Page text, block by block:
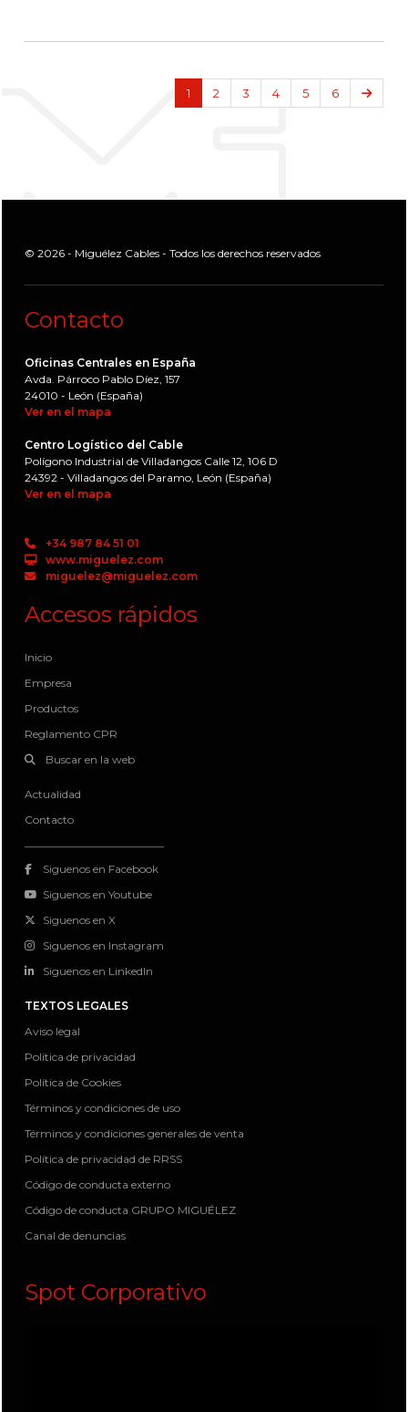
1 2 3 4 5 6
© 2026 - Miguélez Cables - Todos los derechos reservados
Contacto
Oficinas Centrales en España
Avda. Párroco Pablo Díez, 157
24010 - León (España)
Ver en el mapa
Centro Logístico del Cable
Polígono Industrial de Villadangos Calle 12, 106 D
24392 - Villadangos del Paramo, León (España)
Ver en el mapa
+34 987 84 51 01
www.miguelez.com
miguelez@miguelez.com
Accesos rápidos
Inicio
Empresa
Productos
Reglamento CPR
Buscar en la web
Actualidad
Contacto
Siguenos en Facebook
Siguenos en Youtube
Siguenos en X
Siguenos en Instagram
Siguenos en LinkedIn
TEXTOS LEGALES
Aviso legal
Política de privacidad
Política de Cookies
Términos y condiciones de uso
Términos y condiciones generales de venta
Política de privacidad de RRSS
Código de conducta externo
Código de conducta GRUPO MIGUÉLEZ
Canal de denuncias
Spot Corporativo